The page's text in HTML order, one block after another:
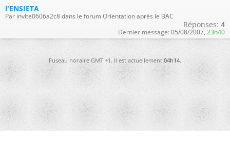
l'ENSIETA
Par invite0606a2c8 dans le forum Orientation après le BAC
Réponses: 4
Dernier message: 05/08/2007, 23h40
Fuseau horaire GMT +1. Il est actuellement04h14.